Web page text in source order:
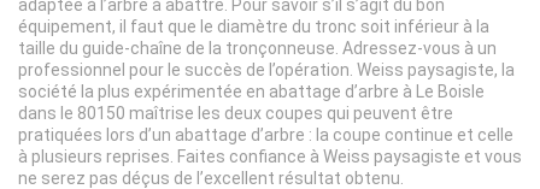
adaptée à l’arbre à abattre. Pour savoir s’il s’agit du bon
équipement, il faut que le diamètre du tronc soit inférieur à la
taille du guide-chaîne de la tronçonneuse. Adressez-vous à un
professionnel pour le succès de l’opération. Weiss paysagiste, la
société la plus expérimentée en abattage d’arbre à Le Boisle
dans le 80150 maîtrise les deux coupes qui peuvent être
pratiquées lors d’un abattage d’arbre : la coupe continue et celle
à plusieurs reprises. Faites confiance à Weiss paysagiste et vous
ne serez pas déçus de l’excellent résultat obtenu.